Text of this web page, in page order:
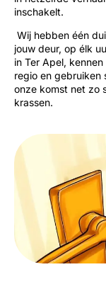
inschakelt.
Wij hebben één
jouw deur, op élk
in Ter Apel,
regio en gebruiken
onze komst net zo
krassen.